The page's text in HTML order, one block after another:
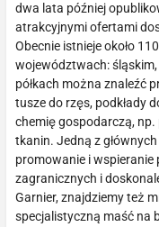
dwa lata później
atrakcyjnymi ofertami
Obecnie istnieje około
województwach:
półkach można znaleźć
tusze do rzęs, podkłady
chemię gospodarczą, np.
tkanin. Jedną z
promowanie i wspieranie
zagranicznych i
Garnier, znajdziemy też
specjalistyczną maść na